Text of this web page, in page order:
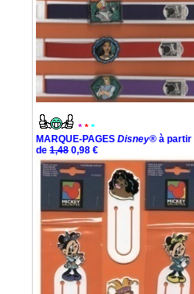
* * *
MARQUE-PAGES Disney® à partir
de 1,48 0,98 €